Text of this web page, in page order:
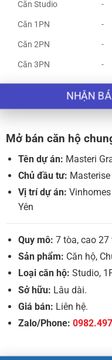
Căn Studio
-
Căn 1PN
-
Căn 2PN
-
Căn 3PN
-
NHẬN
Mở bán căn hộ
Tên dự án: Masteri
Chủ đầu tư:
Vị trí dự án:
Yên
Quy mô: 7 tòa, cao 27
Sản phẩm: Căn hộ,
Loại căn hộ: Studio,
Sở hữu: Lâu dài.
Giá bán: Liên hệ.
Zalo/Phone: